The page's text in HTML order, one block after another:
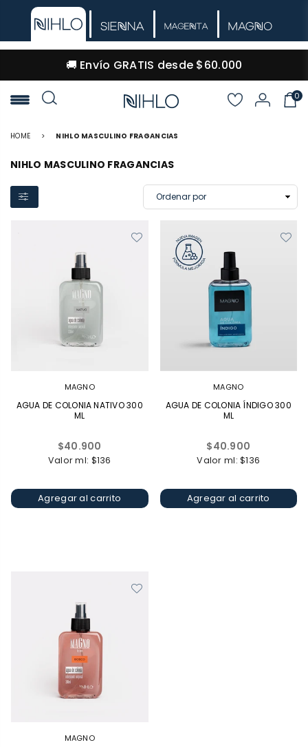
🚚 Envío GRATIS desde $60.000
NIHLO
0
HOME > NIHLO MASCULINO FRAGANCIAS
NIHLO MASCULINO FRAGANCIAS
MAGNO
AGUA DE COLONIA NATIVO 300
ML
Precio
habitual
$40.900
Valor ml: $136
Agregar al carrito
MAGNO
AGUA DE COLONIA ÍNDIGO 300
ML
Precio
habitual
$40.900
Valor ml: $136
Agregar al carrito
MAGNO